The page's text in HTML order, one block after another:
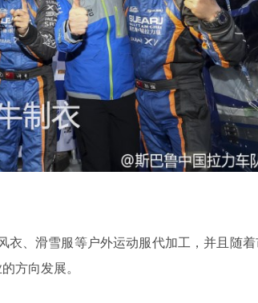
滑雪服等户外运动服代加工，并且随着
方向发展。